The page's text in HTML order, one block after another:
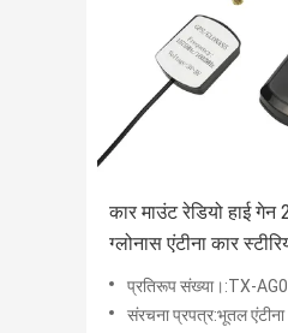
कार माउंट रेडियो हाई
ग्लोनास एंटीना कार
सी कनेक्टर के साथ
प्रतिरूप संख्या।:TX-
संरचना प्रपत्र:भूतल एंटीना